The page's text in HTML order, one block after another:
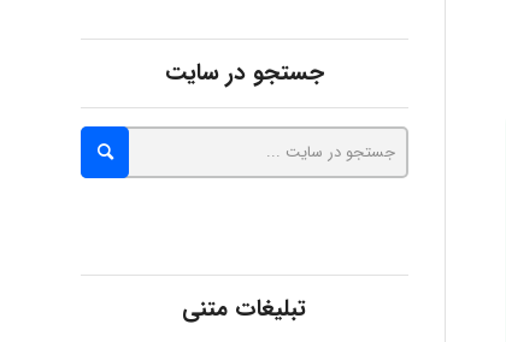
Alirez0990
hosein abdolvand
Kati
جستجو در سایت
تبلیغات متنی